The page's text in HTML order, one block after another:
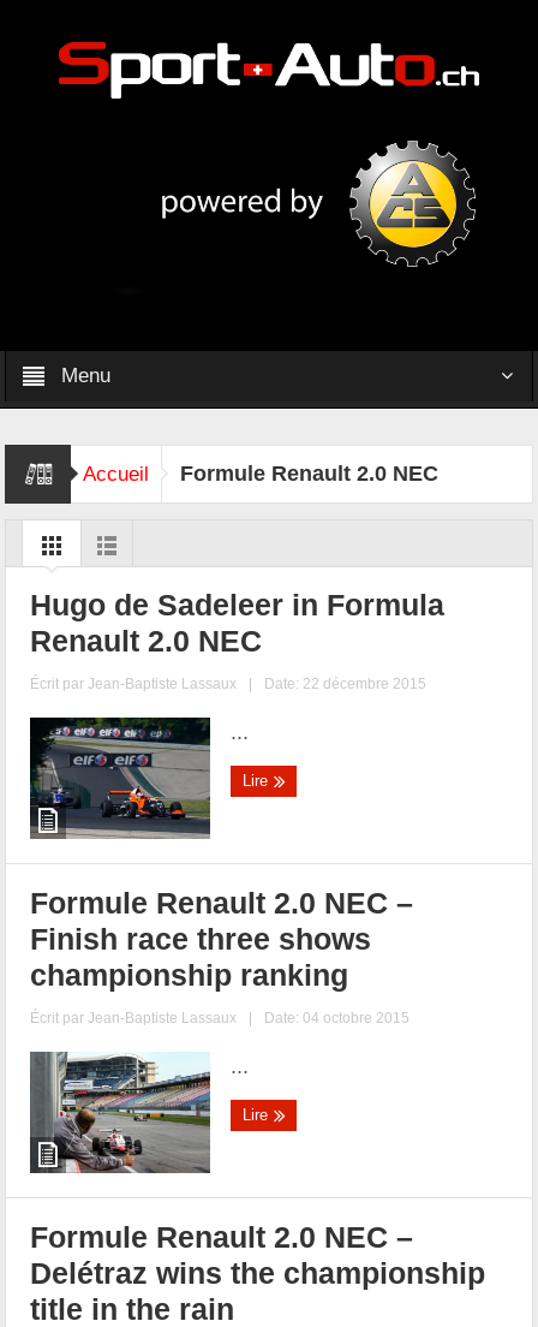
Menu
Accueil Formule Renault 2.0 NEC
Hugo de Sadeleer in Formula
Renault 2.0 NEC
Écrit parJean-Baptiste Lassaux | Date: 22 décembre 2015
...
Lire
Formule Renault 2.0 NEC –
Finish race three shows
championship ranking
Écrit parJean-Baptiste Lassaux | Date: 04 octobre 2015
...
Lire
Formule Renault 2.0 NEC –
Delétraz wins the championship
title in the rain